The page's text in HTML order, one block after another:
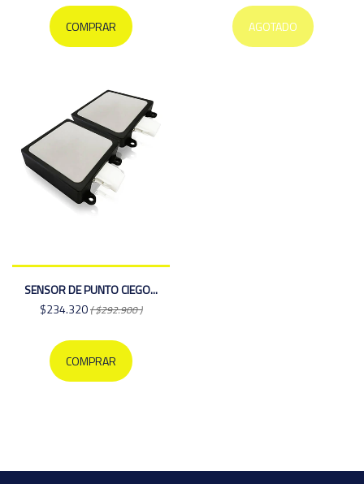
COMPRAR AGOTADO
SENSOR DE PUNTO CIEGO...
$234.320( $292.900 )
COMPRAR